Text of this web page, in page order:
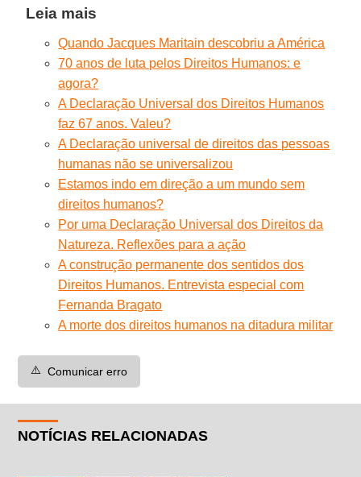
Leia mais
Quando Jacques Maritain descobriu a América
70 anos de luta pelos Direitos Humanos: e
agora?
A Declaração Universal dos Direitos Humanos
faz 67 anos. Valeu?
A Declaração universal de direitos das pessoas
humanas não se universalizou
Estamos indo em direção a um mundo sem
direitos humanos?
Por uma Declaração Universal dos Direitos da
Natureza. Reflexões para a ação
A construção permanente dos sentidos dos
Direitos Humanos. Entrevista especial com
Fernanda Bragato
A morte dos direitos humanos na ditadura militar
⚠️ Comunicar erro
NOTÍCIAS RELACIONADAS